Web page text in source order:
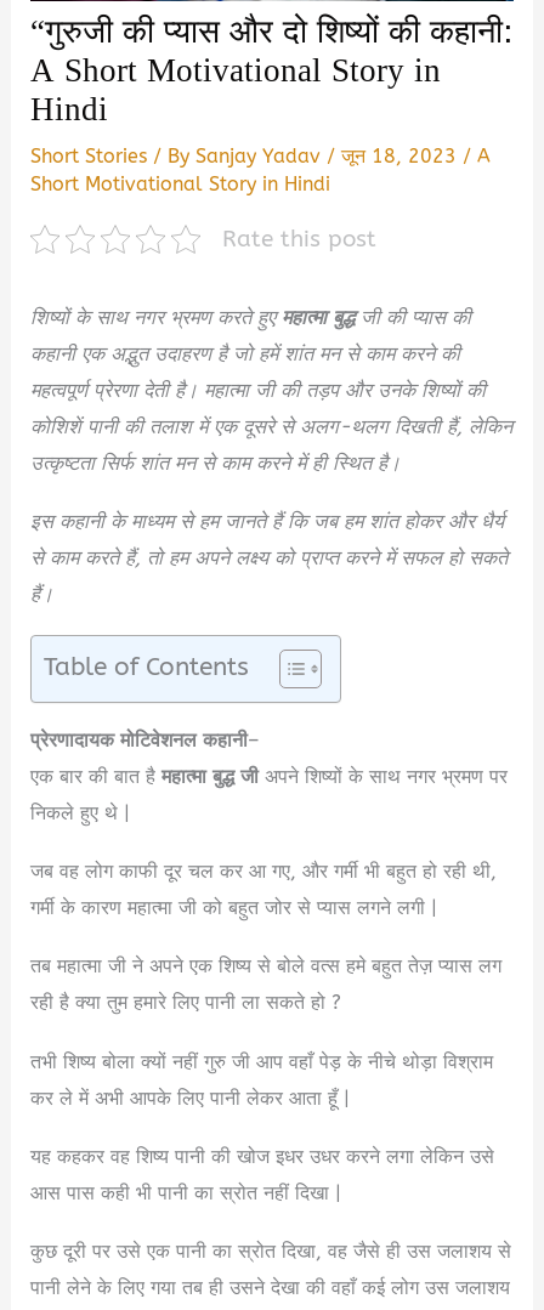
“गुरुजी की प्यास और दो शिष्यों की कहानी:
A Short Motivational Story in
Hindi
Short Stories / BySanjay Yadav /जून 18, 2023 /A
Short Motivational Story in Hindi
Rate this post
शिष्यों के साथ नगर भ्रमण करते हुएमहात्मा बुद्धजी की प्यास की
कहानी एक अद्भुत उदाहरण है जो हमें शांत मन से काम करने की
महत्वपूर्ण प्रेरणा देती है। महात्मा जी की तड़प और उनके शिष्यों की
कोशिशें पानी की तलाश में एक दूसरे से अलग-थलग दिखती हैं, लेकिन
उत्कृष्टता सिर्फ शांत मन से काम करने में ही स्थित है।
इस कहानी के माध्यम से हम जानते हैं कि जब हम शांत होकर और धैर्य
से काम करते हैं, तो हम अपने लक्ष्य को प्राप्त करने में सफल हो सकते
हैं।
Table of Contents
प्रेरणादायक मोटिवेशनल कहानी–
एक बार की बात हैमहात्मा बुद्ध जीअपने शिष्यों के साथ नगर भ्रमण पर
निकले हुए थे |
जब वह लोग काफी दूर चल कर आ गए, और गर्मी भी बहुत हो रही थी,
गर्मी के कारण महात्मा जी को बहुत जोर से प्यास लगने लगी |
तब महात्मा जी ने अपने एक शिष्य से बोले वत्स हमे बहुत तेज़ प्यास लग
रही है क्या तुम हमारे लिए पानी ला सकते हो ?
तभी शिष्य बोला क्यों नहीं गुरु जी आप वहाँ पेड़ के नीचे थोड़ा विश्राम
कर ले में अभी आपके लिए पानी लेकर आता हूँ |
यह कहकर वह शिष्य पानी की खोज इधर उधर करने लगा लेकिन उसे
आस पास कही भी पानी का स्रोत नहीं दिखा |
कुछ दूरी पर उसे एक पानी का स्रोत दिखा, वह जैसे ही उस जलाशय से
पानी लेने के लिए गया तब ही उसने देखा की वहाँ कई लोग उस जलाशय